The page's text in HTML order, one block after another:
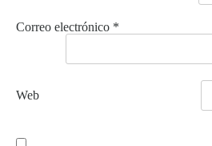
Correo electrónico *
Web